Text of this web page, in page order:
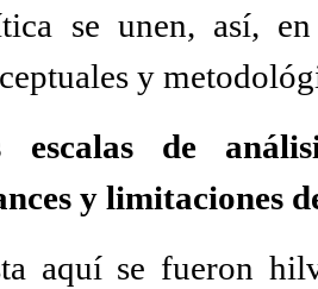
se unen, así,
y
escalas de
y limitaciones
aquí se fueron